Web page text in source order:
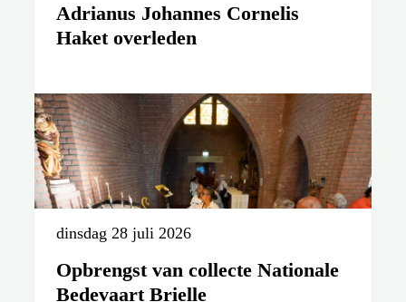
Adrianus Johannes Cornelis
Haket overleden
dinsdag 28 juli 2026
Opbrengst van collecte Nationale
Bedevaart Brielle